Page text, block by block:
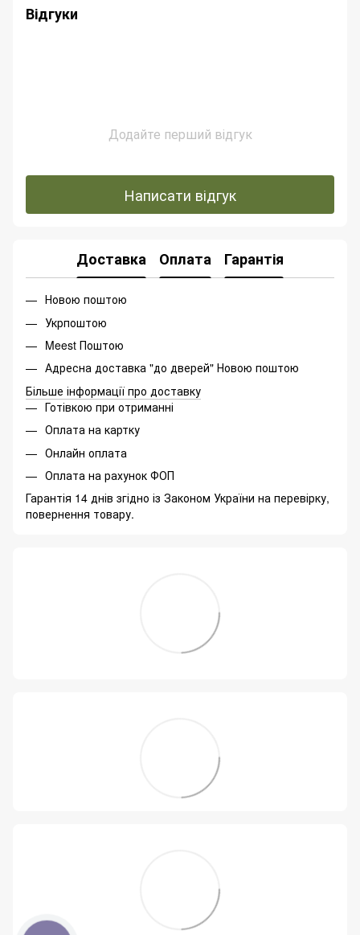
Відгуки
Додайте перший відгук
Написати відгук
Доставка Оплата Гарантія
Новою поштою
Укрпоштою
Meest Поштою
Адресна доставка "до дверей" Новою поштою
Більше інформації про доставку
Готівкою при отриманні
Оплата на картку
Онлайн оплата
Оплата на рахунок ФОП
Гарантія 14 днів згідно із Законом України на перевірку,
повернення товару.